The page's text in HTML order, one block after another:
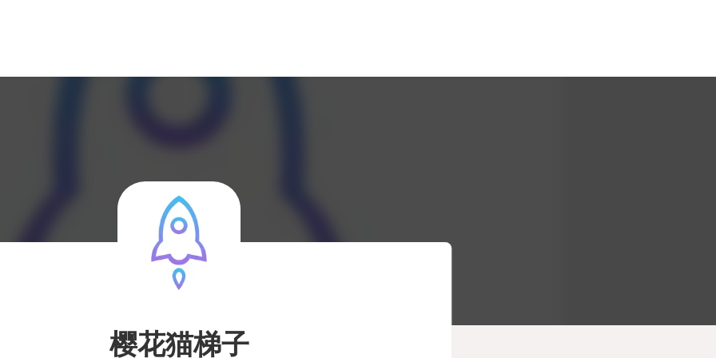
樱花猫梯子